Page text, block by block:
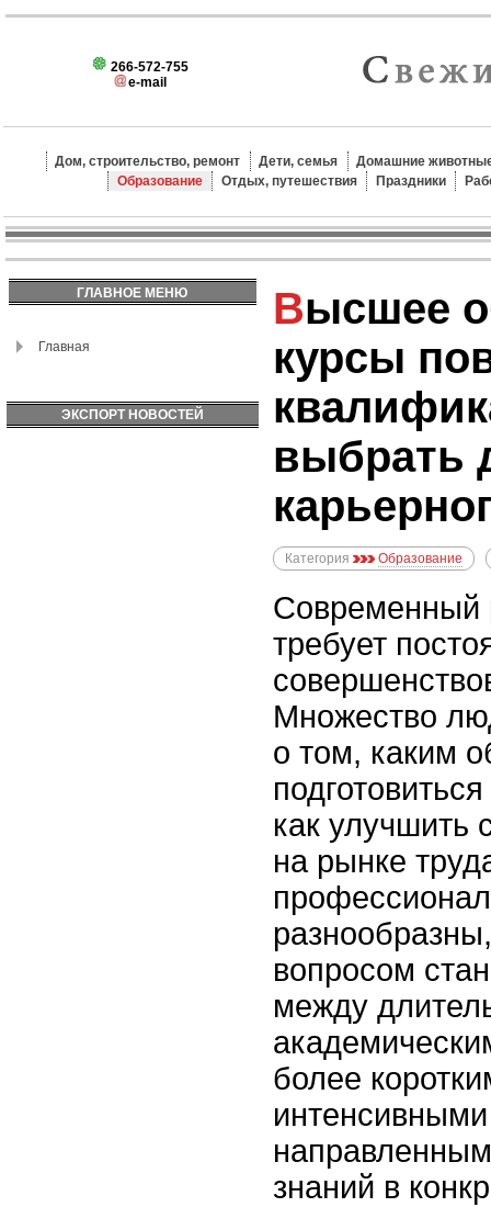
266-572-755
e-mail
Дом, строительство, ремонт Дети, семья
Домашние
Образование
Отдых, путешествия Праздники
ГЛАВНОЕ МЕНЮ
Главная
ЭКСПОРТ НОВОСТЕЙ
Высшее образование и
курсы
выбрать
Категория Образование
Современный
требует
Множество
о том, каким
как улучшить
на рынке
вопросом
между
более
знаний в